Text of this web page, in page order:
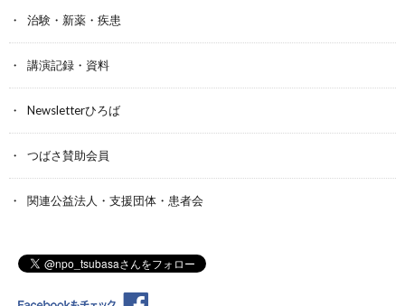
治験・新薬・疾患
講演記録・資料
Newsletterひろば
つばさ賛助会員
関連公益法人・支援団体・患者会